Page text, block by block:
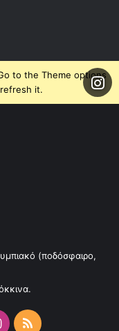
to the Theme options
it.
(ποδόσφαιρο,
Instagram
RSS